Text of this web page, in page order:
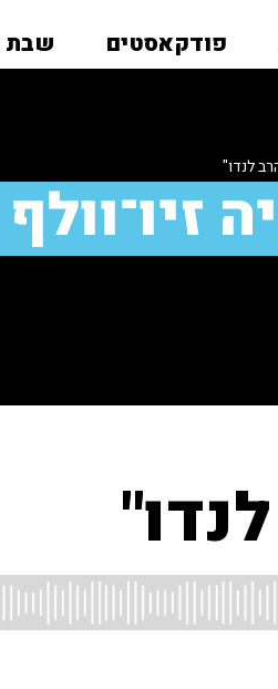
פודקאסטים שבת
לנדו"
זיו־וולף